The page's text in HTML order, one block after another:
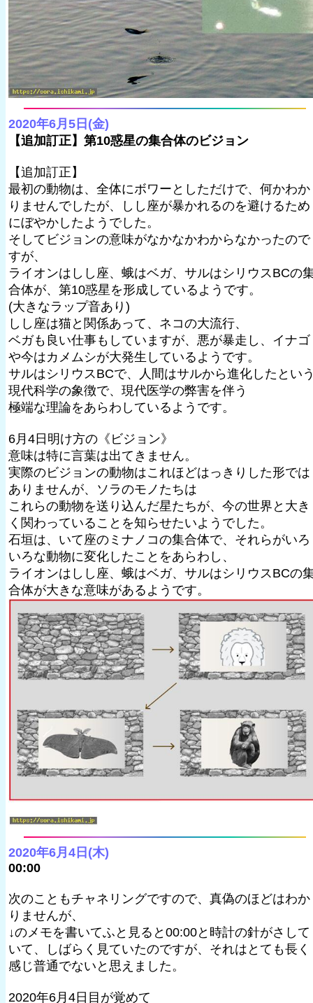
2020年6月5日(金)
【追加訂正】第10惑星の集合体のビジョン
【追加訂正】
最初の動物は、全体にボワーとしただけで、何かわか
りませんでしたが、しし座が暴かれるのを避けるため
にぼやかしたようでした。
そしてビジョンの意味がなかなかわからなかったので
すが、
ライオンはしし座、蛾はベガ、サルはシリウスBCの
合体が、第10惑星を形成しているようです。
(大きなラップ音あり)
しし座は猫と関係あって、ネコの大流行、
ベガも良い仕事もしていますが、悪が暴走し、イナゴ
や今はカメムシが大発生しているようです。
サルはシリウスBCで、人間はサルから進化したとい
現代科学の象徴で、現代医学の弊害を伴う
極端な理論をあらわしているようです。
6月4日明け方の《ビジョン》
意味は特に言葉は出てきません。
実際のビジョンの動物はこれほどはっきりした形では
ありませんが、ソラのモノたちは
これらの動物を送り込んだ星たちが、今の世界と大き
く関わっていることを知らせたいようでした。
石垣は、いて座のミナノコの集合体で、それらがいろ
いろな動物に変化したことをあらわし、
ライオンはしし座、蛾はベガ、サルはシリウスBCの
合体が大きな意味があるようです。
2020年6月4日(木)
00:00
次のこともチャネリングですので、真偽のほどはわか
りませんが、
↓のメモを書いてふと見ると00:00と時計の針がさして
いて、しばらく見ていたのですが、それはとても長く
感じ普通でないと思えました。
2020年6月4日目が覚めて